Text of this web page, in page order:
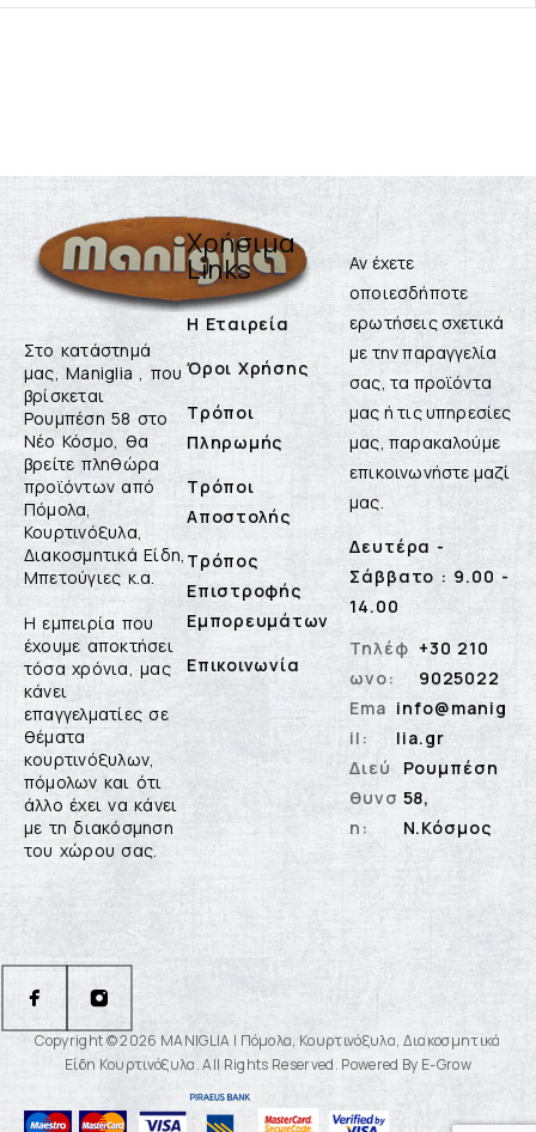
Στο κατάστημά
μας, Maniglia , που
βρίσκεται
Ρουμπέση 58 στο
Νέο Κόσμο, θα
βρείτε πληθώρα
προϊόντων από
Πόμολα,
Κουρτινόξυλα,
Διακοσμητικά Είδη,
Μπετούγιες κ.α.
Η εμπειρία που
έχουμε αποκτήσει
τόσα χρόνια, μας
κάνει
επαγγελματίες σε
θέματα
κουρτινόξυλων,
πόμολων και ότι
άλλο έχει να κάνει
με τη διακόσμηση
του χώρου σας.
Χρήσιμα
Links
Η Εταιρεία
Όροι Χρήσης
Τρόποι
Πληρωμής
Τρόποι
Αποστολής
Τρόπος
Επιστροφής
Εμπορευμάτων
Επικοινωνία
Αν έχετε
οποιεσδήποτε
ερωτήσεις σχετικά
με την παραγγελία
σας, τα προϊόντα
μας ή τις υπηρεσίες
μας, παρακαλούμε
επικοινωνήστε μαζί
μας.
Δευτέρα -
Σάββατο : 9.00 -
14.00
Τηλέφ
ωνο:
+30 210
9025022
Ema
il:
info@manig
lia.gr
Διεύ
θυνσ
η:
Ρουμπέση
58,
Ν.Κόσμος
Copyright © 2026 MANIGLIA | Πόμολα, Κουρτινόξυλα, Διακοσμητικά
Είδη Κουρτινόξυλα. All Rights Reserved. Powered By E-Grow